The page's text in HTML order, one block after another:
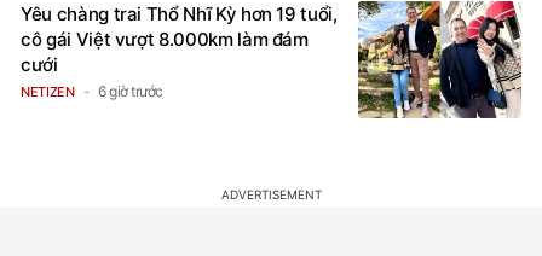
Yêu chàng trai Thổ Nhĩ Kỳ hơn 19 tuổi,
cô gái Việt vượt 8.000km làm đám
cưới
NETIZEN 6 giờ trước